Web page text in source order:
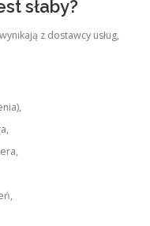
słaby?
z dostawcy usług,